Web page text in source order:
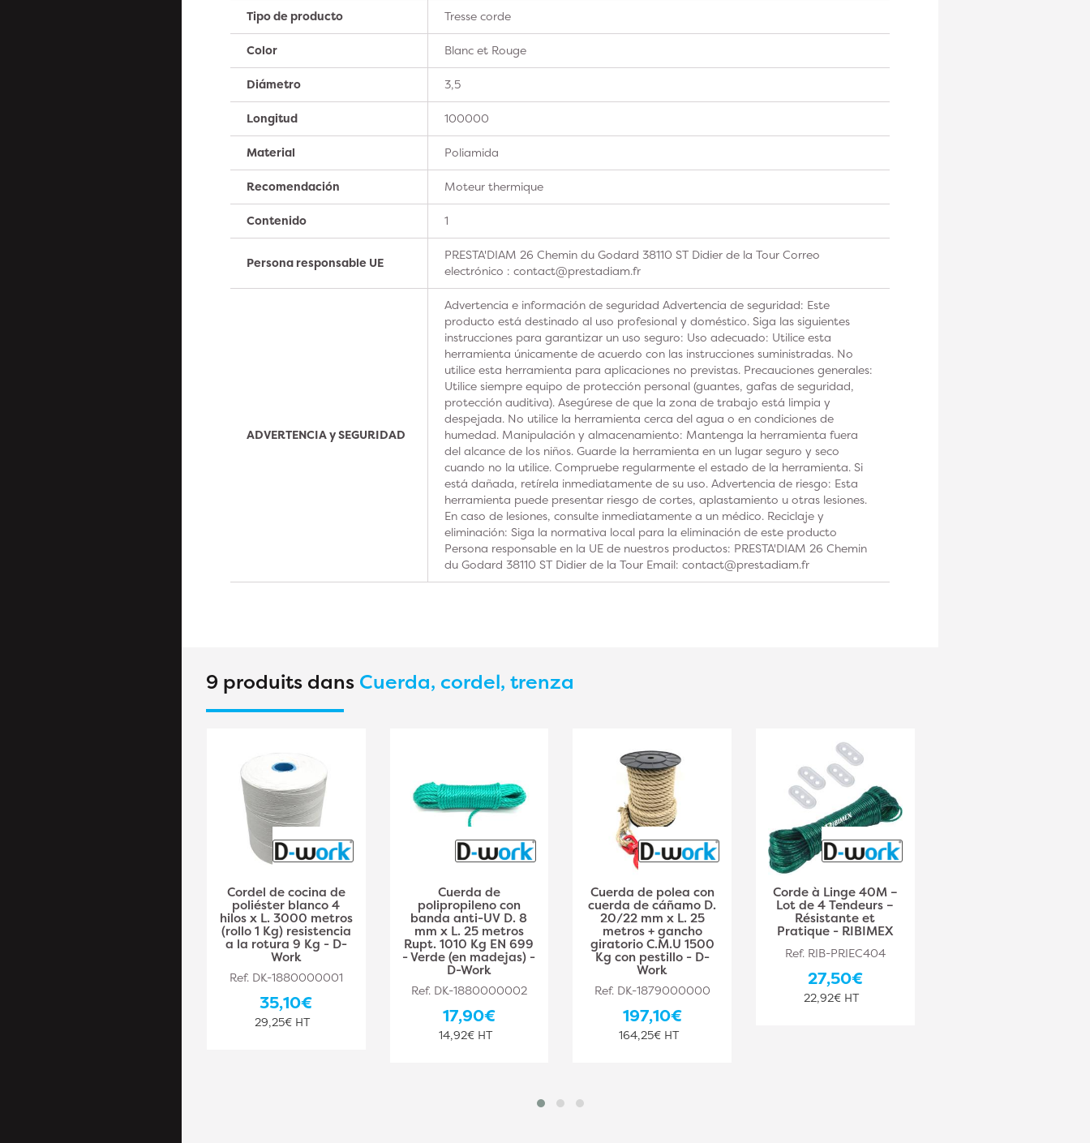
Tipo de producto Tresse corde
Color Blanc et Rouge
Diámetro 3,5
Longitud 100000
Material Poliamida
Recomendación Moteur thermique
Contenido 1
Persona responsable UE
PRESTA'DIAM 26 Chemin du Godard 38110 ST Didier de la Tour Correo
electrónico : contact@prestadiam.fr
ADVERTENCIA y SEGURIDAD
Advertencia e información de seguridad Advertencia de seguridad: Este
producto está destinado al uso profesional y doméstico. Siga las siguientes
instrucciones para garantizar un uso seguro: Uso adecuado: Utilice esta
herramienta únicamente de acuerdo con las instrucciones suministradas. No
utilice esta herramienta para aplicaciones no previstas. Precauciones generales:
Utilice siempre equipo de protección personal (guantes, gafas de seguridad,
protección auditiva). Asegúrese de que la zona de trabajo está limpia y
despejada. No utilice la herramienta cerca del agua o en condiciones de
humedad. Manipulación y almacenamiento: Mantenga la herramienta fuera
del alcance de los niños. Guarde la herramienta en un lugar seguro y seco
cuando no la utilice. Compruebe regularmente el estado de la herramienta. Si
está dañada, retírela inmediatamente de su uso. Advertencia de riesgo: Esta
herramienta puede presentar riesgo de cortes, aplastamiento u otras lesiones.
En caso de lesiones, consulte inmediatamente a un médico. Reciclaje y
eliminación: Siga la normativa local para la eliminación de este producto
Persona responsable en la UE de nuestros productos: PRESTA'DIAM 26 Chemin
du Godard 38110 ST Didier de la Tour Email: contact@prestadiam.fr
9 produits dans Cuerda, cordel, trenza
Cordel de cocina de
poliéster blanco 4
hilos x L. 3000 metros
(rollo 1 Kg) resistencia
a la rotura 9 Kg - D-
Work
Ref. DK-1880000001
35,10€
29,25€ HT
Cuerda de
polipropileno con
banda anti-UV D. 8
mm x L. 25 metros
Rupt. 1010 Kg EN 699
- Verde (en madejas) -
D-Work
Ref. DK-1880000002
17,90€
14,92€ HT
Cuerda de polea con
cuerda de cáñamo D.
20/22 mm x L. 25
metros + gancho
giratorio C.M.U 1500
Kg con pestillo - D-
Work
Ref. DK-1879000000
197,10€
164,25€ HT
Corde à Linge 40M –
Lot de 4 Tendeurs –
Résistante et
Pratique - RIBIMEX
Ref. RIB-PRIEC404
27,50€
22,92€ HT